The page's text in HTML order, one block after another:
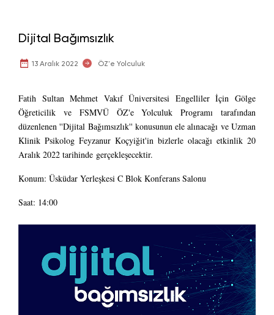
Dijital Bağımsızlık
13 Aralık 2022 ÖZ'e Yolculuk
Fatih Sultan Mehmet Vakıf Üniversitesi Engelliler İçin Gölge
Öğreticilik ve FSMVÜ ÖZ'e Yolculuk Programı tarafından
düzenlenen ''Dijital Bağımsızlık'' konusunun ele alınacağı ve Uzman
Klinik Psikolog Feyzanur Koçyiğit'in bizlerle olacağı etkinlik 20
Aralık 2022 tarihinde gerçekleşecektir.
Konum: Üsküdar Yerleşkesi C Blok Konferans Salonu
Saat: 14:00